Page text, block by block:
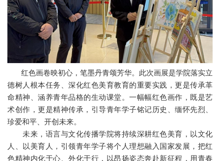
红色画卷映初心，笔墨丹青颂芳华。此次画展是学院落实立
德树人根本任务、深化红色美育教育的重要实践，更是传承革
命精神、涵养青年品格的生动课堂。一幅幅红色画作，既是艺
术创作，更是精神传承，引导青年学子铭记历史、缅怀先烈、
珍爱和平、开创未来。
未来，语言与文化传播学院将持续深耕红色美育，以文化
人、以美育人，引领青年学子将个人理想融入国家发展，把红
色精神内化于心、外化于行，以昂扬姿态奔赴新征程，用青春